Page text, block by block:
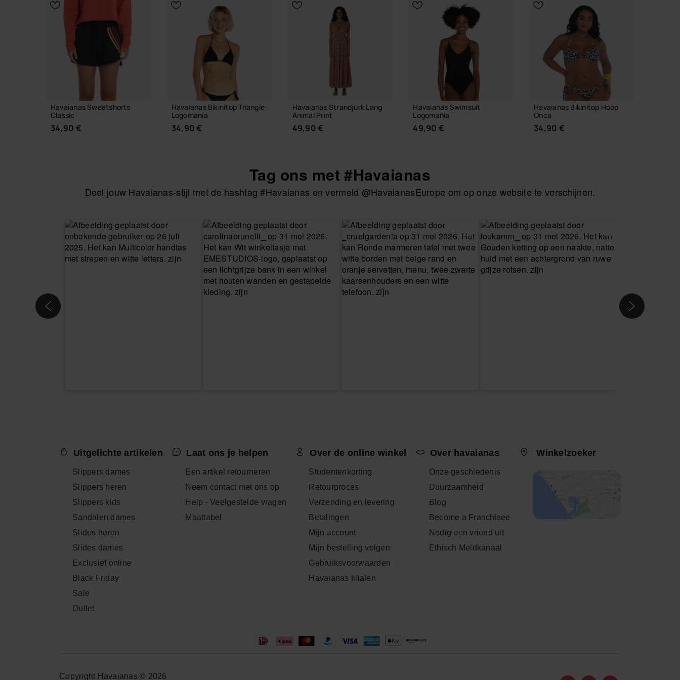
Havaianas Sweatshorts
Classic
34,90 €
Havaianas Bikinitop Triangle
Logomania
34,90 €
Havaianas Strandjurk Lang
Animal Print
49,90 €
Havaianas Swimsuit
Logomania
49,90 €
Havaianas Bikinitop Hoop
Onca
34,90 €
Tag ons met #Havaianas
Deel jouw Havaianas-stijl met de hashtag #Havaianas en vermeld @HavaianasEurope om op onze website te verschijnen.
Uitgelichte artikelen
Slippers dames
Slippers heren
Slippers kids
Sandalen dames
Slides heren
Slides dames
Exclusief online
Black Friday
Sale
Outlet
Laat ons je helpen
Een artikel retourneren
Neem contact met ons op
Help - Veelgestelde vragen
Maattabel
Over de online winkel
Studentenkorting
Retourproces
Verzending en levering
Betalingen
Mijn account
Mijn bestelling volgen
Gebruiksvoorwaarden
Havaianas filialen
Over havaianas
Onze geschiedenis
Duurzaamheid
Blog
Become a Franchisee
Nodig een vriend uit
Ethisch Meldkanaal
Winkelzoeker
Copyright Havaianas © 2026